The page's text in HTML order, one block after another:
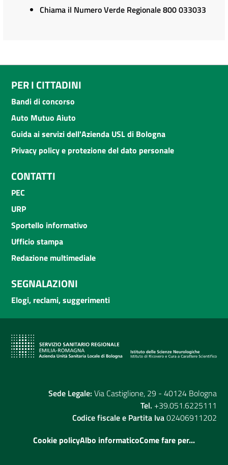
Chiama il Numero Verde Regionale 800 033033
PER I CITTADINI
Bandi di concorso
Auto Mutuo Aiuto
Guida ai servizi dell'Azienda USL di Bologna
Privacy policy e protezione del dato personale
CONTATTI
PEC
URP
Sportello informativo
Ufficio stampa
Redazione multimediale
SEGNALAZIONI
Elogi, reclami, suggerimenti
Sede Legale: Via Castiglione, 29 - 40124 Bologna
Tel. +39.051.6225111
Codice fiscale e Partita Iva02406911202
Cookie policyAlbo informaticoCome fare per...